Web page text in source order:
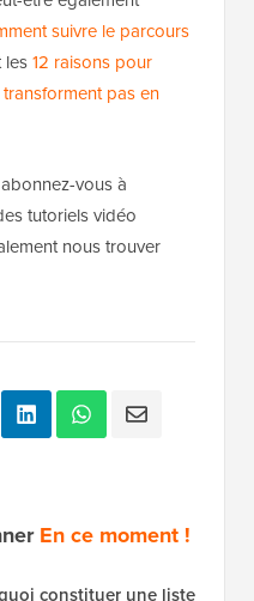
vous a aidé à
liens sortants dans
être également
suivre le parcours
pas en
vous à